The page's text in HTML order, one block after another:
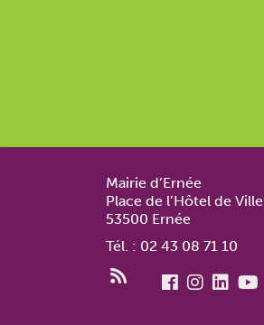
Mairie d’Ernée
Place de l’Hôtel de Ville
53500 Ernée
Tél. : 02 43 08 71 10